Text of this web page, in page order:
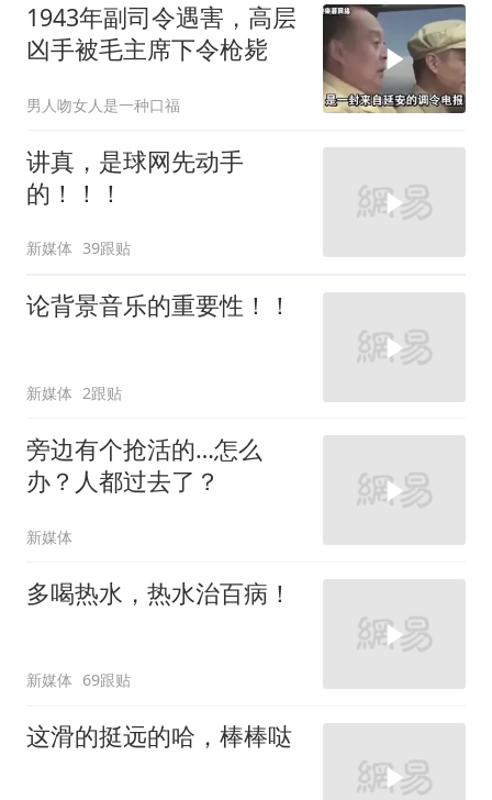
1943年副司令遇害，高层
凶手被毛主席下令枪毙
男人吻女人是一种口福
讲真，是球网先动手
的！！！
新媒体 39跟贴
论背景音乐的重要性！！
新媒体 2跟贴
旁边有个抢活的…怎么
办？人都过去了？
新媒体
多喝热水，热水治百病！
新媒体 69跟贴
这滑的挺远的哈，棒棒哒